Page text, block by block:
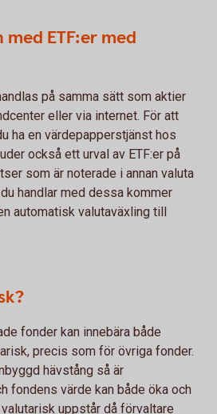
ETF:er med
på samma sätt som aktier
eller via internet. För att
ha en värdepapperstjänst hos
också ett urval av ETF:er på
som är noterade i annan valuta
handlar med dessa kommer
automatisk valutaväxling till
fonder kan innebära både
precis som för övriga fonder.
hävstång så är
fondens värde kan både öka och
uppstår då förvaltare